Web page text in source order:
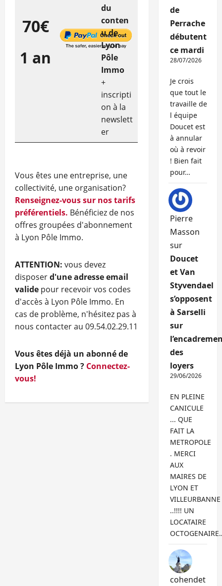
70€
1 an
du
conten
u de
Lyon
Pôle
Immo
+
inscripti
on à la
newslett
er
Vous êtes une entreprise, une
collectivité, une organisation?
Renseignez-vous sur nos tarifs
préférentiels. Bénéficiez de nos
offres groupées d'abonnement
à Lyon Pôle Immo.
ATTENTION: vous devez
disposerd'une adresse email
valide pour recevoir vos codes
d'accès à Lyon Pôle Immo. En
cas de problème, n'hésitez pas à
nous contacter au 09.54.02.29.11
Vous êtes déjà un abonné de
Lyon Pôle Immo ? Connectez-
vous!
de
Perrache
débutent
ce mardi
28/07/2026
Je crois
que tout le
travaille de
l équipe
Doucet est
à annular
où à revoir
! Bien fait
pour…
Pierre
Masson
sur
Doucet
et Van
Styvendael
s’opposent
à Sarselli
sur
des
loyers
29/06/2026
EN PLEINE
CANICULE
... QUE
FAIT LA
METROPOLE
. MERCI
AUX
MAIRES DE
LYON ET
VILLEURBANNE
..!!!! UN
LOCATAIRE
cohendet